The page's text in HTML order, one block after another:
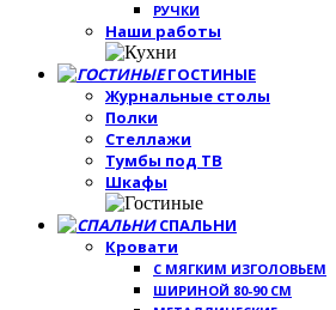
РУЧКИ
Наши работы
ГОСТИНЫЕ
Журнальные столы
Полки
Стеллажи
Тумбы под ТВ
Шкафы
СПАЛЬНИ
Кровати
С МЯГКИМ ИЗГОЛОВЬЕМ
ШИРИНОЙ 80-90 СМ